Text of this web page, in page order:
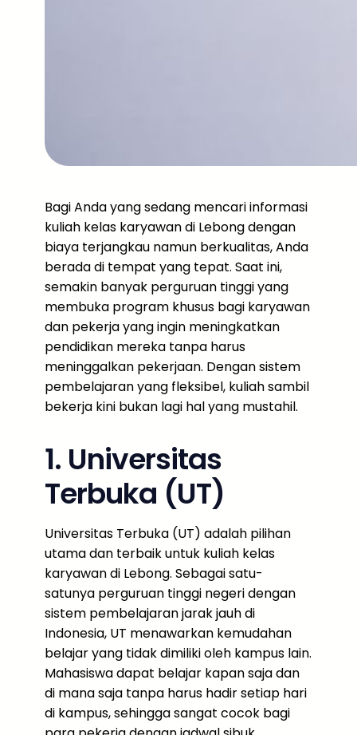
Bagi Anda yang sedang mencari informasi
kuliah kelas karyawan di Lebong dengan
biaya terjangkau namun berkualitas, Anda
berada di tempat yang tepat. Saat ini,
semakin banyak perguruan tinggi yang
membuka program khusus bagi karyawan
dan pekerja yang ingin meningkatkan
pendidikan mereka tanpa harus
meninggalkan pekerjaan. Dengan sistem
pembelajaran yang fleksibel, kuliah sambil
bekerja kini bukan lagi hal yang mustahil.
1. Universitas
Terbuka (UT)
Universitas Terbuka (UT) adalah pilihan
utama dan terbaik untuk kuliah kelas
karyawan di Lebong. Sebagai satu-
satunya perguruan tinggi negeri dengan
sistem pembelajaran jarak jauh di
Indonesia, UT menawarkan kemudahan
belajar yang tidak dimiliki oleh kampus lain.
Mahasiswa dapat belajar kapan saja dan
di mana saja tanpa harus hadir setiap hari
di kampus, sehingga sangat cocok bagi